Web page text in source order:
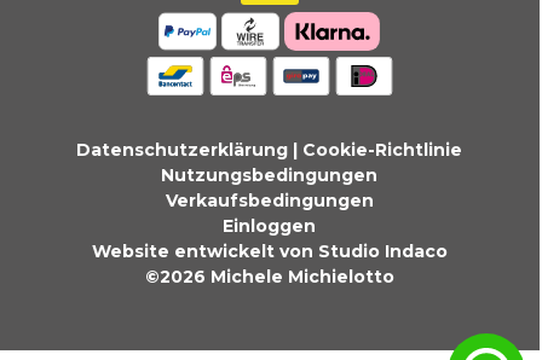
Datenschutzerklärung | Cookie-Richtlinie
Nutzungsbedingungen
Verkaufsbedingungen
Einloggen
Website entwickelt von Studio Indaco
©2026 Michele Michielotto